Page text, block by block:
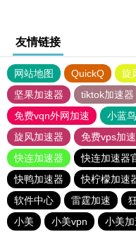
友情链接
网站地图 QuickQ 旋
坚果加速器
tiktok加速器
免费vqn外网加速
小蓝鸟
旋风加速器
免费vps加
快连加速器
快连加速器
快鸭加速器
快柠檬加速
软件中心
雷霆加速
小美
小美vpn 小美